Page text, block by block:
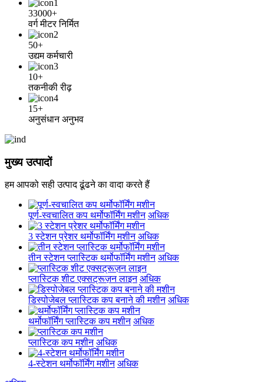
33000+
वर्ग मीटर निर्मित
50+
उद्यम कर्मचारी
10+
तकनीकी रीढ़
15+
अनुसंधान अनुभव
मुख्य उत्पादों
हम आपको सही उत्पाद ढूंढने का वादा करते हैं
पूर्ण-स्वचालित कप थर्मोफॉर्मिंग मशीन अधिक
3 स्टेशन प्रेशर थर्मोफॉर्मिंग मशीन अधिक
तीन स्टेशन प्लास्टिक थर्मोफॉर्मिंग मशीन अधिक
प्लास्टिक शीट एक्सट्रूज़न लाइन अधिक
डिस्पोजेबल प्लास्टिक कप बनाने की मशीन अधिक
थर्मोफॉर्मिंग प्लास्टिक कप मशीन अधिक
प्लास्टिक कप मशीन अधिक
4-स्टेशन थर्मोफॉर्मिंग मशीन अधिक